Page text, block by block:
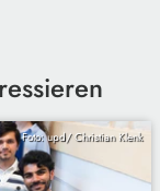
Foto: upd/ Christian Klenk